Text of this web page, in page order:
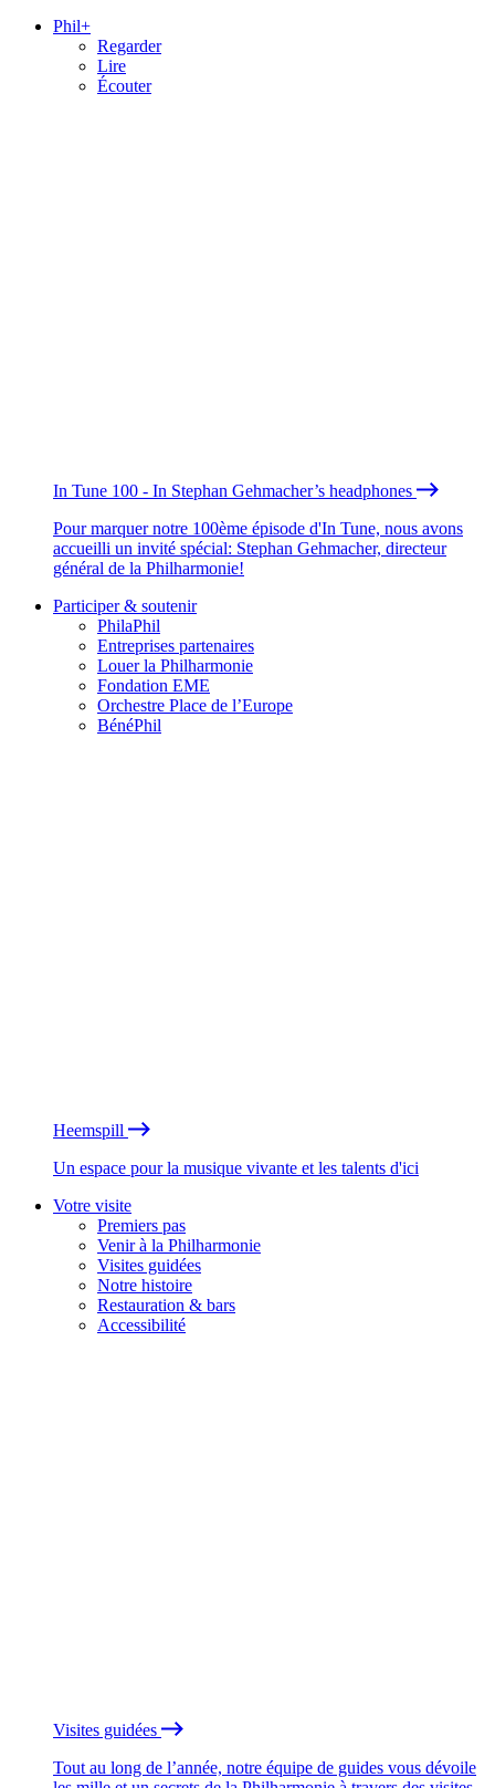
Phil+
Regarder
Lire
Écouter
In Tune 100 - In Stephan Gehmacher’s headphones
Pour marquer notre 100ème épisode d'In Tune, nous avons
accueilli un invité spécial: Stephan Gehmacher, directeur
général de la Philharmonie!
Participer & soutenir
PhilaPhil
Entreprises partenaires
Louer la Philharmonie
Fondation EME
Orchestre Place de l’Europe
BénéPhil
Heemspill
Un espace pour la musique vivante et les talents d'ici
Votre visite
Premiers pas
Venir à la Philharmonie
Visites guidées
Notre histoire
Restauration & bars
Accessibilité
Visites guidées
Tout au long de l’année, notre équipe de guides vous dévoile